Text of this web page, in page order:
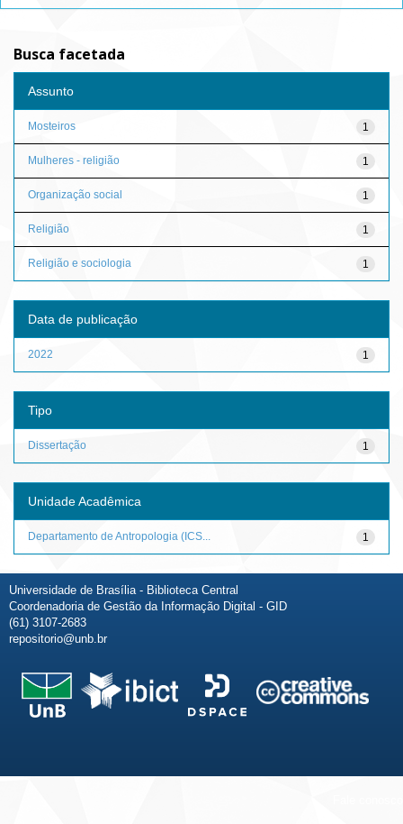
Busca facetada
Assunto
1
Mosteiros
1
Mulheres - religião
1
Organização social
1
Religião
1
Religião e sociologia
Data de publicação
1
2022
Tipo
1
Dissertação
Unidade Acadêmica
1
Departamento de Antropologia (ICS...
Universidade de Brasília - Biblioteca Central
Coordenadoria de Gestão da Informação Digital - GID
(61) 3107-2683
repositorio@unb.br